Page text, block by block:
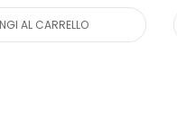
AL CARRELLO